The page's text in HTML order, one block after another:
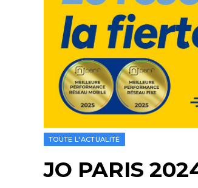
TOUTE L'ACTUALITÉ
JO PARIS